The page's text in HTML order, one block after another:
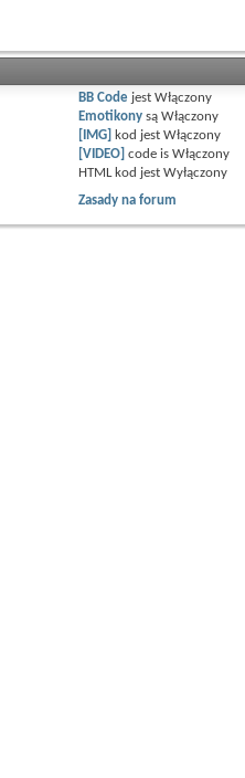
BB Code jestWłączony
Emotikony sąWłączony
[IMG] kod jestWłączony
[VIDEO] code isWłączony
HTML kod jestWyłączony
Zasady na forum